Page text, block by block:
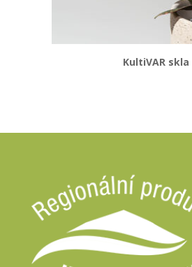
KultiVAR skla